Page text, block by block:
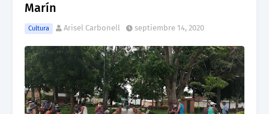
Marín
Cultura Arisel Carbonell septiembre 14, 2020